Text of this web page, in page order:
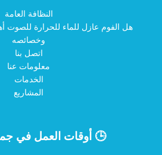
النظافة العامة
هل الفوم عازل للماء للحرارة للصوت
وخصائصه
اتصل بنا
معلومات عنا
الخدمات
المشاريع
🕒 أوقات العمل في